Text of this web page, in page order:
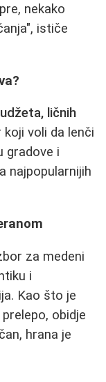
nekako
ističe
ličnih
koji voli da lenči
gradove i
najpopularnijih
za medeni
i
Kao što je
obidje
hrana je